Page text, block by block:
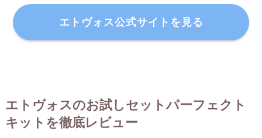
エトヴォス公式サイトを見る
エトヴォスのお試しセットパーフェクト
キットを徹底レビュー